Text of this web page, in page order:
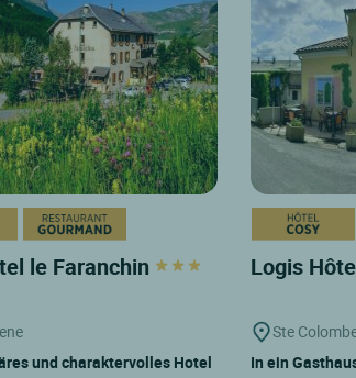
le Faranchin
und charaktervolles Hotel
Logis
Ste
In ein